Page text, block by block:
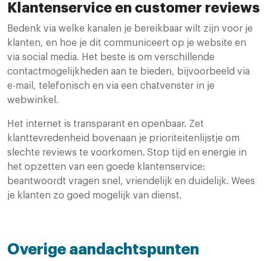
Klantenservice en customer reviews
Bedenk via welke kanalen je bereikbaar wilt zijn voor je
klanten, en hoe je dit communiceert op je website en
via social media. Het beste is om verschillende
contactmogelijkheden aan te bieden, bijvoorbeeld via
e-mail, telefonisch en via een chatvenster in je
webwinkel.
Het internet is transparant en openbaar. Zet
klanttevredenheid bovenaan je prioriteitenlijstje om
slechte reviews te voorkomen. Stop tijd en energie in
het opzetten van een goede klantenservice:
beantwoordt vragen snel, vriendelijk en duidelijk. Wees
je klanten zo goed mogelijk van dienst.
Overige aandachtspunten